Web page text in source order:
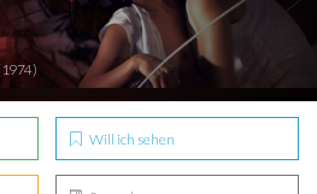
Will ich sehen